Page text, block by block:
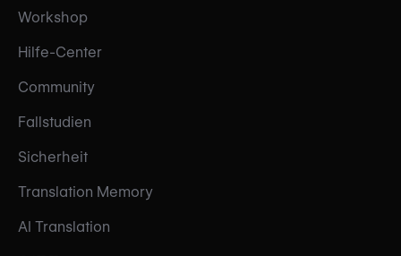
Workshop
Hilfe-Center
Community
Fallstudien
Sicherheit
Translation Memory
AI Translation